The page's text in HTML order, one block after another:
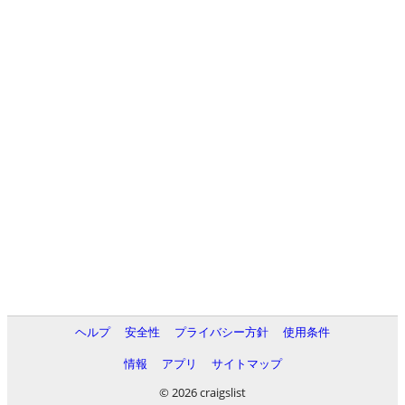
ヘルプ 安全性 プライバシー方針
使用条件
情報
アプリ
サイトマップ
© 2026 craigslist